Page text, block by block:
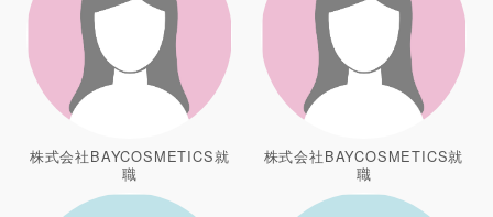
株式会社BAYCOSMETICS就
職
株式会社BAYCOSMETICS就
職